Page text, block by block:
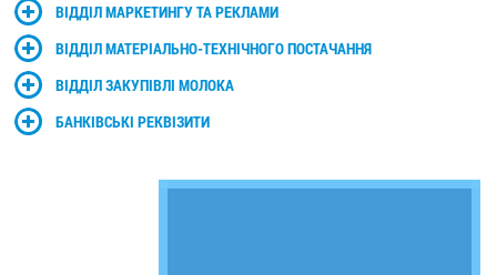
ВІДДІЛ МАРКЕТИНГУ ТА РЕКЛАМИ
ВІДДІЛ МАТЕРІАЛЬНО-ТЕХНІЧНОГО ПОСТАЧАННЯ
ВІДДІЛ ЗАКУПІВЛІ МОЛОКА
БАНКІВСЬКІ РЕКВІЗИТИ